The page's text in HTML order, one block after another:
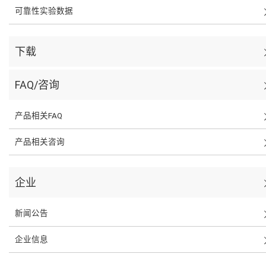
可靠性实验数据
下载
FAQ/咨询
产品相关FAQ
产品相关咨询
企业
新闻公告
企业信息